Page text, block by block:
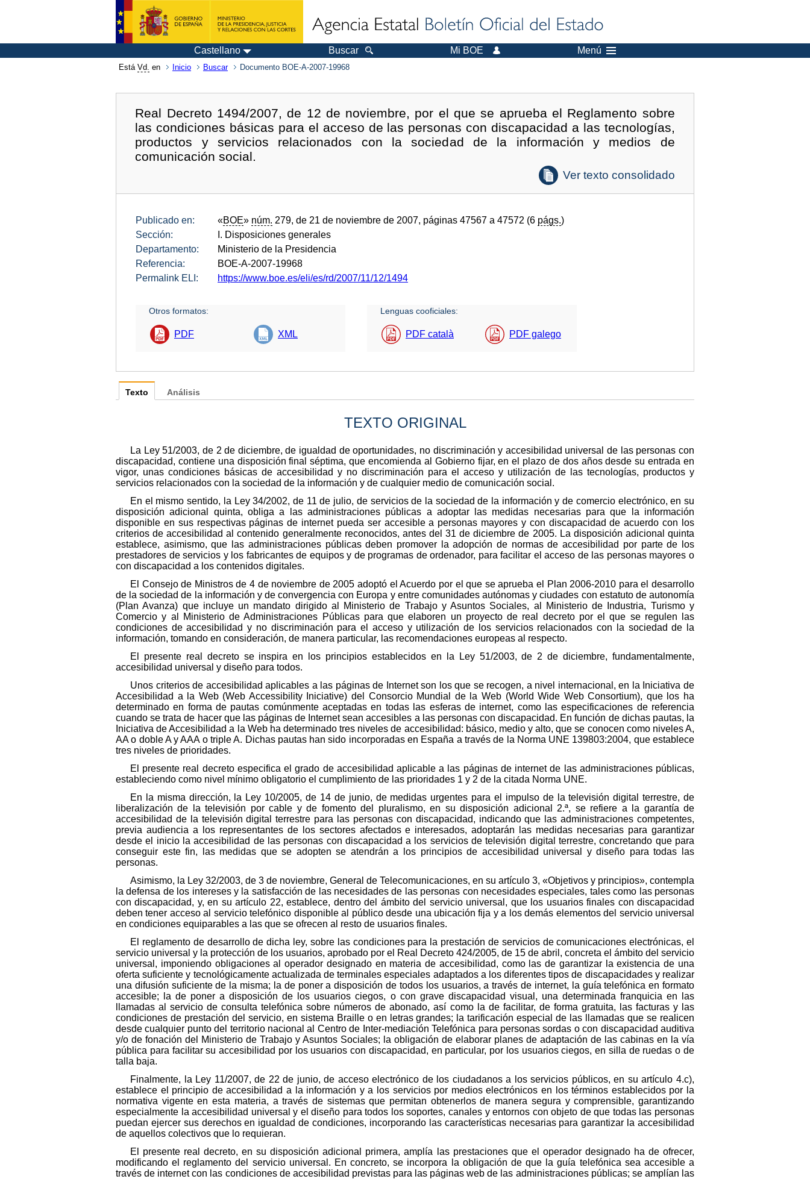
Castellano Buscar Mi BOE Menú
Está Vd. en Inicio Buscar Documento BOE-A-2007-19968
Real Decreto 1494/2007, de 12 de noviembre, por el que se aprueba el Reglamento sobre
las condiciones básicas para el acceso de las personas con discapacidad a las tecnologías,
productos y servicios relacionados con la sociedad de la información y medios de
comunicación social.
Ver texto consolidado
Publicado en: «BOE» núm. 279, de 21 de noviembre de 2007, páginas 47567 a 47572 (6 págs.)
Sección:
I. Disposiciones generales
Departamento:
Ministerio de la Presidencia
Referencia:
BOE-A-2007-19968
Permalink ELI:
https://www.boe.es/eli/es/rd/2007/11/12/1494
Otros formatos:
PDF XML
Lenguas cooficiales:
PDF català PDF galego
Texto
TEXTO ORIGINAL
La Ley 51/2003, de 2 de diciembre, de igualdad de oportunidades, no discriminación y accesibilidad universal de las personas con
discapacidad, contiene una disposición final séptima, que encomienda al Gobierno fijar, en el plazo de dos años desde su entrada en
vigor, unas condiciones básicas de accesibilidad y no discriminación para el acceso y utilización de las tecnologías, productos y
servicios relacionados con la sociedad de la información y de cualquier medio de comunicación social.
En el mismo sentido, la Ley 34/2002, de 11 de julio, de servicios de la sociedad de la información y de comercio electrónico, en su
disposición adicional quinta, obliga a las administraciones públicas a adoptar las medidas necesarias para que la información
disponible en sus respectivas páginas de internet pueda ser accesible a personas mayores y con discapacidad de acuerdo con los
criterios de accesibilidad al contenido generalmente reconocidos, antes del 31 de diciembre de 2005. La disposición adicional quinta
establece, asimismo, que las administraciones públicas deben promover la adopción de normas de accesibilidad por parte de los
prestadores de servicios y los fabricantes de equipos y de programas de ordenador, para facilitar el acceso de las personas mayores o
con discapacidad a los contenidos digitales.
El Consejo de Ministros de 4 de noviembre de 2005 adoptó el Acuerdo por el que se aprueba el Plan 2006-2010 para el desarrollo
de la sociedad de la información y de convergencia con Europa y entre comunidades autónomas y ciudades con estatuto de autonomía
(Plan Avanza) que incluye un mandato dirigido al Ministerio de Trabajo y Asuntos Sociales, al Ministerio de Industria, Turismo y
Comercio y al Ministerio de Administraciones Públicas para que elaboren un proyecto de real decreto por el que se regulen las
condiciones de accesibilidad y no discriminación para el acceso y utilización de los servicios relacionados con la sociedad de la
información, tomando en consideración, de manera particular, las recomendaciones europeas al respecto.
El presente real decreto se inspira en los principios establecidos en la Ley 51/2003, de 2 de diciembre, fundamentalmente,
accesibilidad universal y diseño para todos.
Unos criterios de accesibilidad aplicables a las páginas de Internet son los que se recogen, a nivel internacional, en la Iniciativa de
Accesibilidad a la Web (Web Accessibility Iniciative) del Consorcio Mundial de la Web (World Wide Web Consortium), que los ha
determinado en forma de pautas comúnmente aceptadas en todas las esferas de internet, como las especificaciones de referencia
cuando se trata de hacer que las páginas de Internet sean accesibles a las personas con discapacidad. En función de dichas pautas, la
Iniciativa de Accesibilidad a la Web ha determinado tres niveles de accesibilidad: básico, medio y alto, que se conocen como niveles A,
AA o doble A y AAA o triple A. Dichas pautas han sido incorporadas en España a través de la Norma UNE 139803:2004, que establece
tres niveles de prioridades.
El presente real decreto especifica el grado de accesibilidad aplicable a las páginas de internet de las administraciones públicas,
estableciendo como nivel mínimo obligatorio el cumplimiento de las prioridades 1 y 2 de la citada Norma UNE.
En la misma dirección, la Ley 10/2005, de 14 de junio, de medidas urgentes para el impulso de la televisión digital terrestre, de
liberalización de la televisión por cable y de fomento del pluralismo, en su disposición adicional 2.ª, se refiere a la garantía de
accesibilidad de la televisión digital terrestre para las personas con discapacidad, indicando que las administraciones competentes,
previa audiencia a los representantes de los sectores afectados e interesados, adoptarán las medidas necesarias para garantizar
desde el inicio la accesibilidad de las personas con discapacidad a los servicios de televisión digital terrestre, concretando que para
conseguir este fin, las medidas que se adopten se atendrán a los principios de accesibilidad universal y diseño para todas las
personas.
Asimismo, la Ley 32/2003, de 3 de noviembre, General de Telecomunicaciones, en su artículo 3, «Objetivos y principios», contempla
la defensa de los intereses y la satisfacción de las necesidades de las personas con necesidades especiales, tales como las personas
con discapacidad, y, en su artículo 22, establece, dentro del ámbito del servicio universal, que los usuarios finales con discapacidad
deben tener acceso al servicio telefónico disponible al público desde una ubicación fija y a los demás elementos del servicio universal
en condiciones equiparables a las que se ofrecen al resto de usuarios finales.
El reglamento de desarrollo de dicha ley, sobre las condiciones para la prestación de servicios de comunicaciones electrónicas, el
servicio universal y la protección de los usuarios, aprobado por el Real Decreto 424/2005, de 15 de abril, concreta el ámbito del servicio
universal, imponiendo obligaciones al operador designado en materia de accesibilidad, como las de garantizar la existencia de una
oferta suficiente y tecnológicamente actualizada de terminales especiales adaptados a los diferentes tipos de discapacidades y realizar
una difusión suficiente de la misma; la de poner a disposición de todos los usuarios, a través de internet, la guía telefónica en formato
accesible; la de poner a disposición de los usuarios ciegos, o con grave discapacidad visual, una determinada franquicia en las
llamadas al servicio de consulta telefónica sobre números de abonado, así como la de facilitar, de forma gratuita, las facturas y las
condiciones de prestación del servicio, en sistema Braille o en letras grandes; la tarificación especial de las llamadas que se realicen
desde cualquier punto del territorio nacional al Centro de Inter-mediación Telefónica para personas sordas o con discapacidad auditiva
y/o de fonación del Ministerio de Trabajo y Asuntos Sociales; la obligación de elaborar planes de adaptación de las cabinas en la vía
pública para facilitar su accesibilidad por los usuarios con discapacidad, en particular, por los usuarios ciegos, en silla de ruedas o de
talla baja.
Finalmente, la Ley 11/2007, de 22 de junio, de acceso electrónico de los ciudadanos a los servicios públicos, en su artículo 4.c),
establece el principio de accesibilidad a la información y a los servicios por medios electrónicos en los términos establecidos por la
normativa vigente en esta materia, a través de sistemas que permitan obtenerlos de manera segura y comprensible, garantizando
especialmente la accesibilidad universal y el diseño para todos los soportes, canales y entornos con objeto de que todas las personas
puedan ejercer sus derechos en igualdad de condiciones, incorporando las características necesarias para garantizar la accesibilidad
de aquellos colectivos que lo requieran.
El presente real decreto, en su disposición adicional primera, amplía las prestaciones que el operador designado ha de ofrecer,
modificando el reglamento del servicio universal. En concreto, se incorpora la obligación de que la guía telefónica sea accesible a
través de internet con las condiciones de accesibilidad previstas para las páginas web de las administraciones públicas; se amplían las
Análisis